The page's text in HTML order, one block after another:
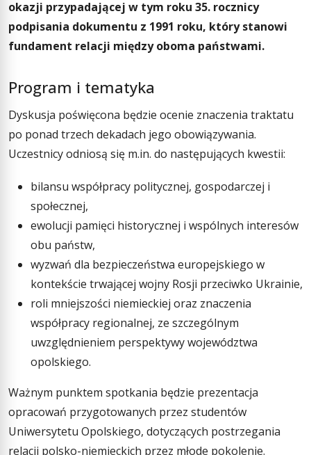
okazji przypadającej w tym roku 35. rocznicy
podpisania dokumentu z 1991 roku, który stanowi
fundament relacji między oboma państwami.
Program i tematyka
Dyskusja poświęcona będzie ocenie znaczenia traktatu
po ponad trzech dekadach jego obowiązywania.
Uczestnicy odniosą się m.in. do następujących kwestii:
bilansu współpracy politycznej, gospodarczej i
społecznej,
ewolucji pamięci historycznej i wspólnych interesów
obu państw,
wyzwań dla bezpieczeństwa europejskiego w
kontekście trwającej wojny Rosji przeciwko Ukrainie,
roli mniejszości niemieckiej oraz znaczenia
współpracy regionalnej, ze szczególnym
uwzględnieniem perspektywy województwa
opolskiego.
Ważnym punktem spotkania będzie prezentacja
opracowań przygotowanych przez studentów
Uniwersytetu Opolskiego, dotyczących postrzegania
relacji polsko-niemieckich przez młode pokolenie.